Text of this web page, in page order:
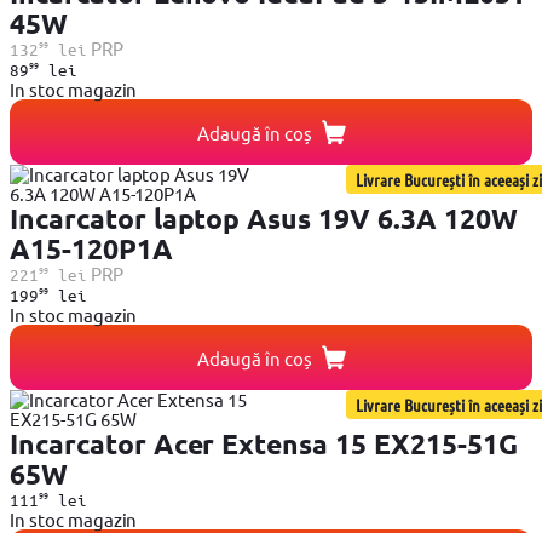
45W
13299lei PRP
8999lei
In stoc magazin
Adaugă în coș
Livrare București în aceeași zi
Incarcator laptop Asus 19V 6.3A 120W
A15-120P1A
221 99lei PRP
19999lei
In stoc magazin
Adaugă în coș
Livrare București în aceeași zi
Incarcator Acer Extensa 15 EX215-51G
65W
111 99lei
In stoc magazin